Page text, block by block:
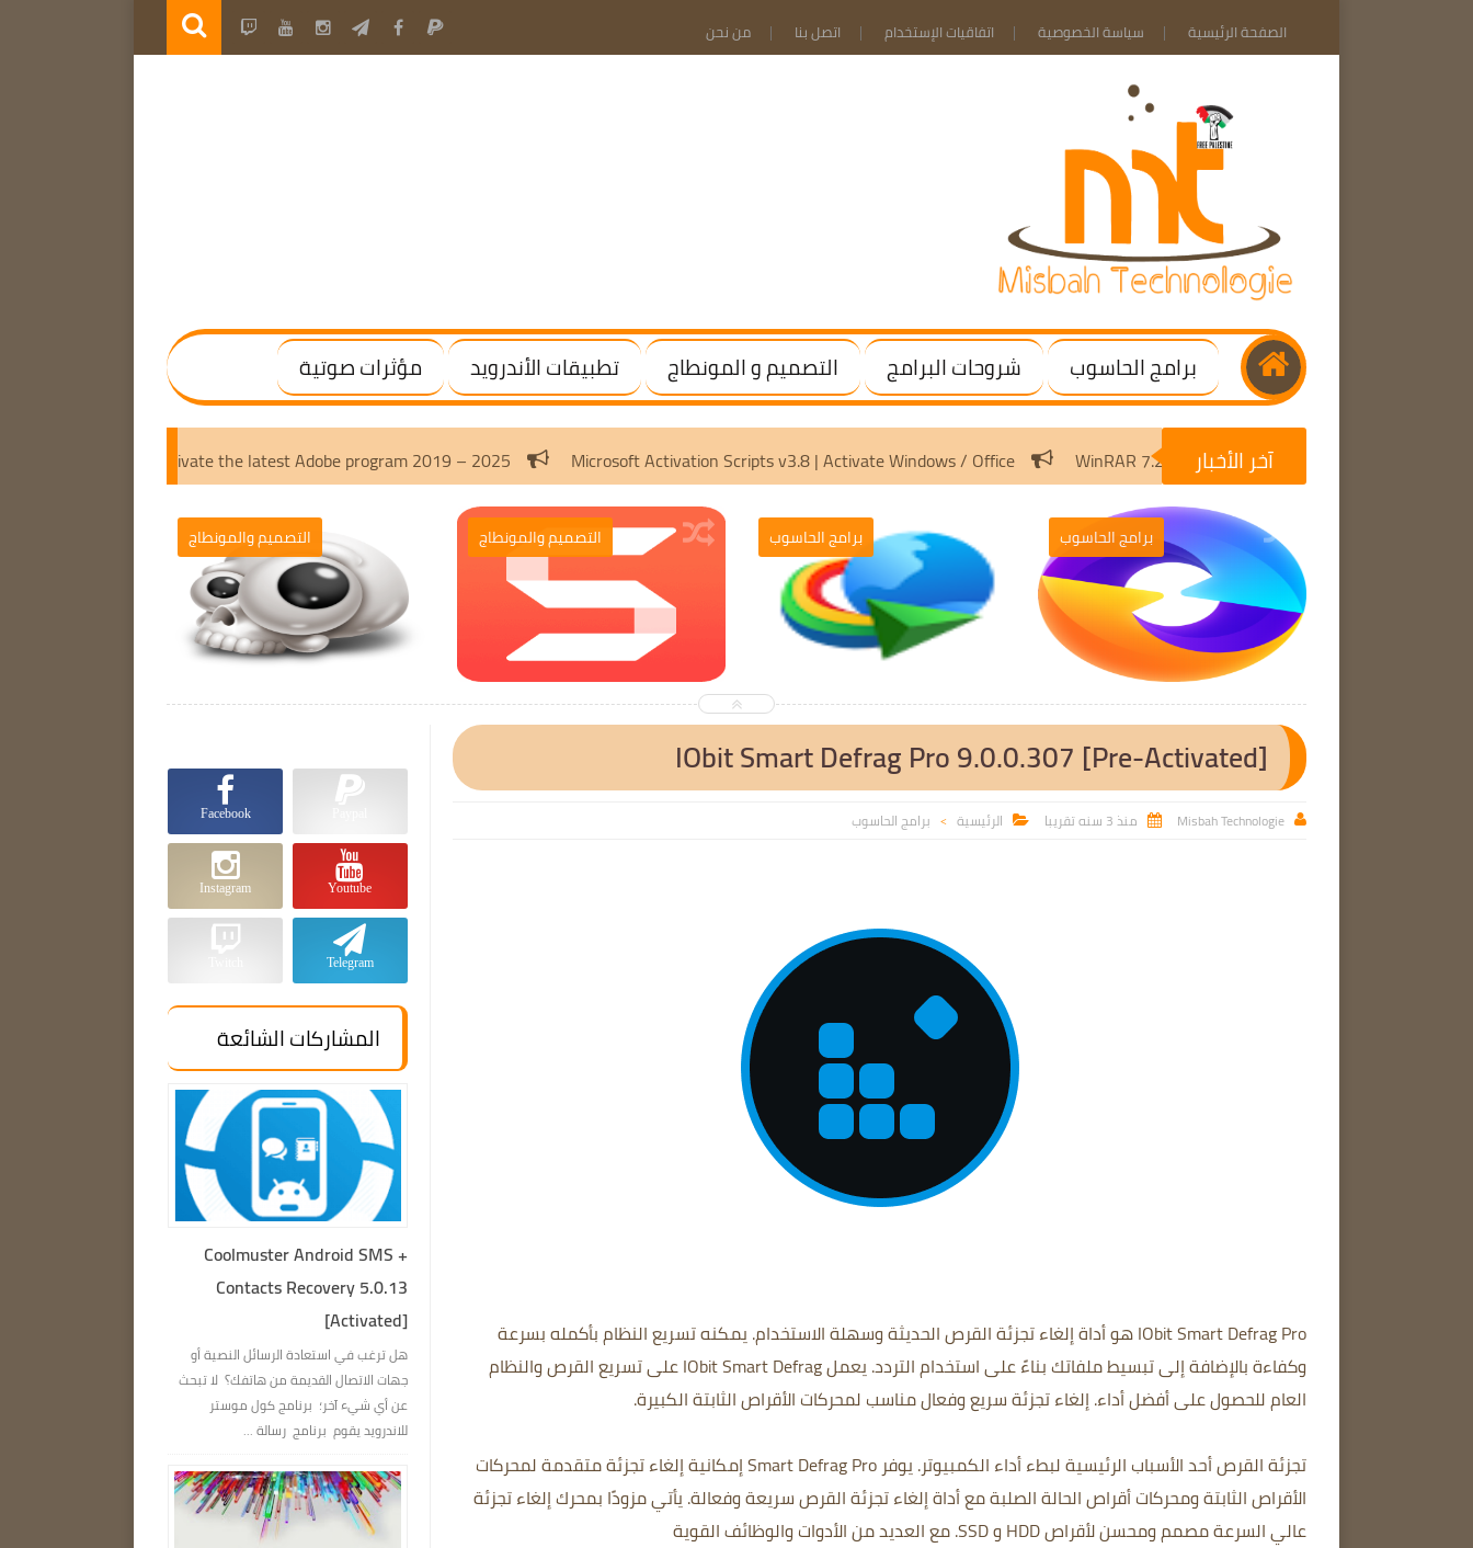
الصفحة الرئيسية سياسة الخصوصية اتفاقيات الإستخدام اتصل بنا من نحن
برامج الحاسوب شروحات البرامج التصميم و المونطاج تطبيقات الأندرويد مؤثرات صوتية
آخر الأخبار
WinRAR 7.20 Final | (x64) [Activated]
Microsoft Activation Scripts v3.8 | Activate Windows / Office
Adobe GenP 3.7.1 | Activate the latest Adobe program 2019 – 2025
التصميم والمونطاج التصميم والمونطاج برامج الحاسوب برامج الحاسوب
IObit Smart Defrag Pro 9.0.0.307 [Pre-Activated]

Misbah Technologie
 منذ 3 سنه تقريبا  الرئيسية > برامج الحاسوب
IObit Smart Defrag Pro هو أداة إلغاء تجزئة القرص الحديثة وسهلة الاستخدام. يمكنه تسريع النظام بأكمله بسرعة
وكفاءة بالإضافة إلى تبسيط ملفاتك بناءً على استخدام التردد. يعمل IObit Smart Defrag على تسريع القرص والنظام
العام للحصول على أفضل أداء. إلغاء تجزئة سريع وفعال مناسب لمحركات الأقراص الثابتة الكبيرة.
تجزئة القرص أحد الأسباب الرئيسية لبطء أداء الكمبيوتر. يوفر Smart Defrag Pro إمكانية إلغاء تجزئة متقدمة لمحركات
الأقراص الثابتة ومحركات أقراص الحالة الصلبة مع أداة إلغاء تجزئة القرص سريعة وفعالة. يأتي مزودًا بمحرك إلغاء تجزئة
عالي السرعة مصمم ومحسن لأقراص HDD و SSD. مع العديد من الأدوات والوظائف القوية
Facebook
Youtube
Instagram
Telegram
المشاركات الشائعة
Coolmuster Android SMS +
Contacts Recovery 5.0.13
[Activated]
هل ترغب في استعادة الرسائل النصية أو
جهات الاتصال القديمة من هاتفك؟ لا تبحث
عن أي شيء آخر؛ برنامج كول موستر
للاندرويد يقوم برنامج رسالة ...